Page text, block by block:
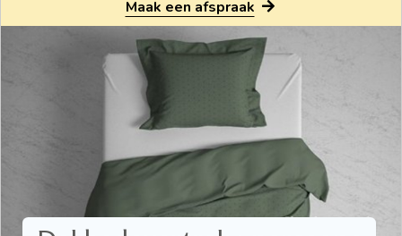
Maak een afspraak